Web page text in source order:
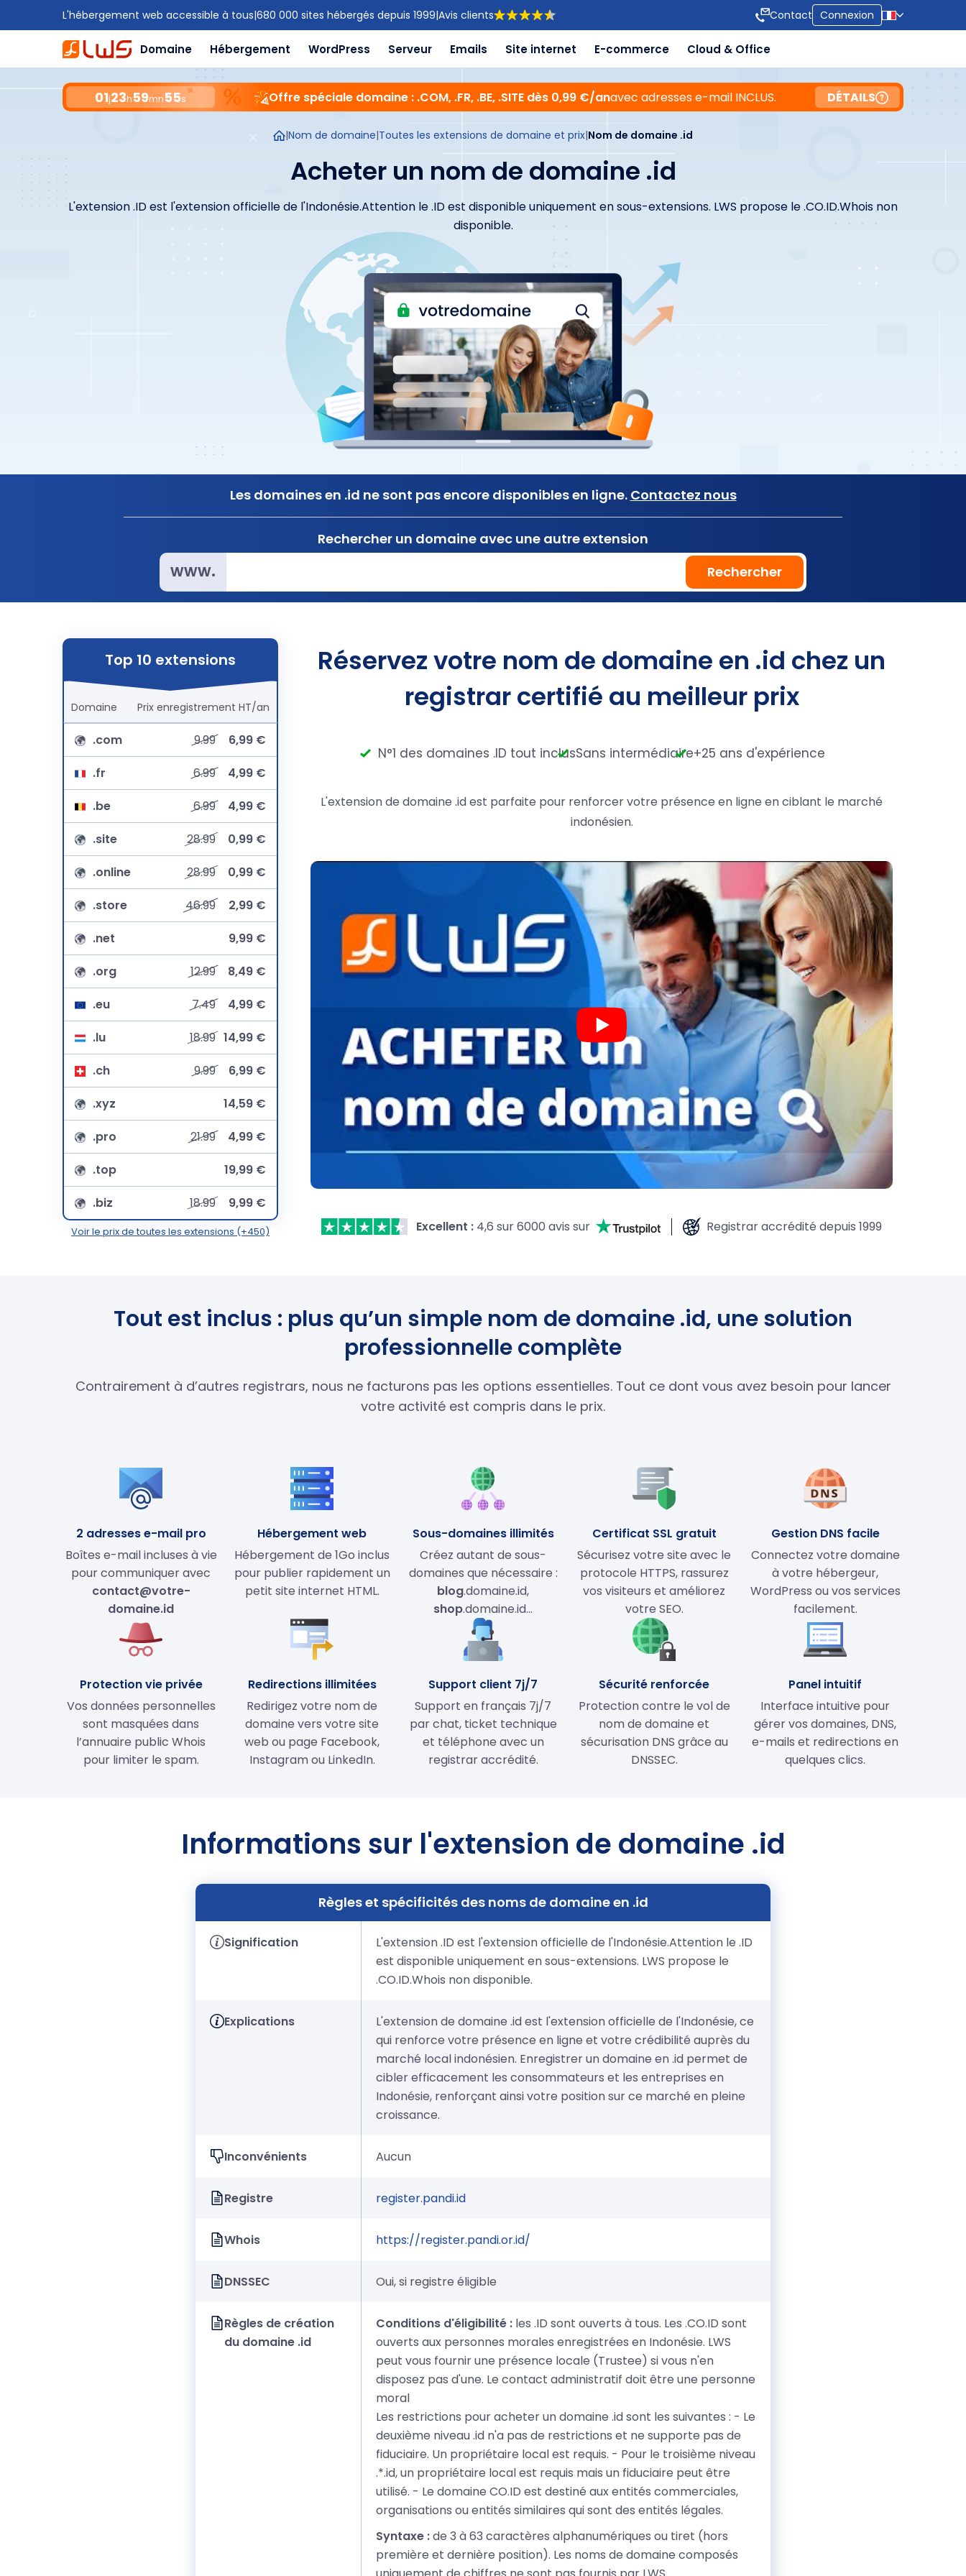
L'hébergement web accessible à tous|680 000 sites hébergés depuis 1999|Avis clients Contact Connexion
Domaine Hébergement WordPress Serveur Emails Site internet E-commerce Cloud & Office
01j23h59mn54s Offre spéciale domaine : .COM, .FR, .BE, .SITE dès 0,99 €/anavec adresses e-mail INCLUS. DÉTAILS
|Nom de domaine|Toutes les extensions de domaine et prix|Nom de domaine .id
Acheter un nom de domaine .id
L'extension .ID est l'extension officielle de l'Indonésie.Attention le .ID est disponible uniquement en sous-extensions. LWS propose le .CO.ID.Whois non
disponible.
Les domaines en .id ne sont pas encore disponibles en ligne. Contactez nous
Rechercher un domaine avec une autre extension
www. Rechercher
Top 10 extensions
Domaine Prix enregistrement HT/an
.com 9.99
6,99 €
.fr
6.99
4,99 €
.be
6.99
4,99 €
.site
28.99
0,99 €
.online
28.99
0,99 €
.store
46.99
2,99 €
.net
9,99 €
.org
12.99
8,49 €
.eu
7.49
4,99 €
.lu
18.99 14,99 €
.ch
9.99
6,99 €
.xyz
14,59 €
.pro
21.99
4,99 €
.top
19,99 €
.biz
18.99 9,99 €
Voir le prix de toutes les extensions (+450)
Réservez votre nom de domaine en .id chez un
registrar certifié au meilleur prix
N°1 des domaines .ID tout inclusSans intermédiaire+25 ans d'expérience
L'extension de domaine .id est parfaite pour renforcer votre présence en ligne en ciblant le marché
indonésien.
Excellent : 4,6 sur 6000 avis sur Registrar accrédité depuis 1999
Tout est inclus : plus qu’un simple nom de domaine .id, une solution
professionnelle complète
Contrairement à d’autres registrars, nous ne facturons pas les options essentielles. Tout ce dont vous avez besoin pour lancer
votre activité est compris dans le prix.
2 adresses e-mail pro
Boîtes e-mail incluses à vie
pour communiquer avec
contact@votre-
domaine.id
Hébergement web
Hébergement de 1Go inclus
pour publier rapidement un
petit site internet HTML.
Sous-domaines illimités
Créez autant de sous-
domaines que nécessaire :
blog.domaine.id,
shop.domaine.id…
Certificat SSL gratuit
Sécurisez votre site avec le
protocole HTTPS, rassurez
vos visiteurs et améliorez
votre SEO.
Gestion DNS facile
Connectez votre domaine
à votre hébergeur,
WordPress ou vos services
facilement.
Protection vie privée
Vos données personnelles
sont masquées dans
l’annuaire public Whois
pour limiter le spam.
Redirections illimitées
Redirigez votre nom de
domaine vers votre site
web ou page Facebook,
Instagram ou LinkedIn.
Support client 7j/7
Support en français 7j/7
par chat, ticket technique
et téléphone avec un
registrar accrédité.
Sécurité renforcée
Protection contre le vol de
nom de domaine et
sécurisation DNS grâce au
DNSSEC.
Panel intuitif
Interface intuitive pour
gérer vos domaines, DNS,
e-mails et redirections en
quelques clics.
Informations sur l'extension de domaine .id
Règles et spécificités des noms de domaine en .id
Signification
L'extension .ID est l'extension officielle de l'Indonésie.Attention le .ID
est disponible uniquement en sous-extensions. LWS propose le
.CO.ID.Whois non disponible.
Explications
L'extension de domaine .id est l'extension officielle de l'Indonésie, ce
qui renforce votre présence en ligne et votre crédibilité auprès du
marché local indonésien. Enregistrer un domaine en .id permet de
cibler efficacement les consommateurs et les entreprises en
Indonésie, renforçant ainsi votre position sur ce marché en pleine
croissance.
Inconvénients Aucun
Registre register.pandi.id
Whois https://register.pandi.or.id/
DNSSEC Oui, si registre éligible
Règles de création
du domaine .id
Conditions d'éligibilité : les .ID sont ouverts à tous. Les .CO.ID sont
ouverts aux personnes morales enregistrées en Indonésie. LWS
peut vous fournir une présence locale (Trustee) si vous n'en
disposez pas d'une. Le contact administratif doit être une personne
moral
Les restrictions pour acheter un domaine .id sont les suivantes : - Le
deuxième niveau .id n'a pas de restrictions et ne supporte pas de
fiduciaire. Un propriétaire local est requis. - Pour le troisième niveau
.*.id, un propriétaire local est requis mais un fiduciaire peut être
utilisé. - Le domaine CO.ID est destiné aux entités commerciales,
organisations ou entités similaires qui sont des entités légales.
Syntaxe :de 3 à 63 caractères alphanumériques ou tiret (hors
première et dernière position). Les noms de domaine composés